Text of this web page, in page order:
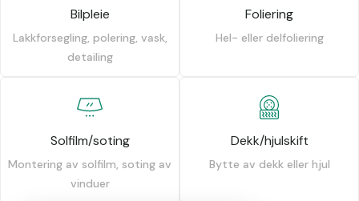
Bilpleie
Lakkforsegling, polering, vask,
detailing
Foliering
Hel- eller delfoliering
Solfilm/soting
Montering av solfilm, soting av
vinduer
Dekk/hjulskift
Bytte av dekk eller hjul